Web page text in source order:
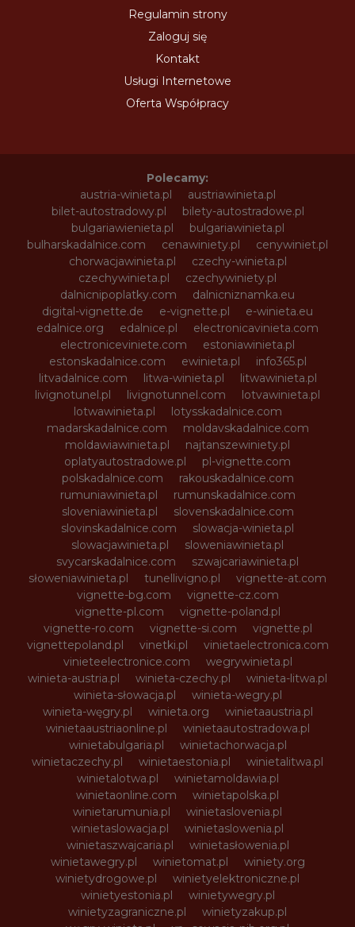
Regulamin strony
Zaloguj się
Kontakt
Usługi Internetowe
Oferta Współpracy
Polecamy:
austria-winieta.pl
austriawinieta.pl
bilet-autostradowy.pl
bilety-autostradowe.pl
bulgariawienieta.pl
bulgariawinieta.pl
bulharskadalnice.com
cenawiniety.pl
cenywiniet.pl
chorwacjawinieta.pl
czechy-winieta.pl
czechywinieta.pl
czechywiniety.pl
dalnicnipoplatky.com
dalnicniznamka.eu
digital-vignette.de
e-vignette.pl
e-winieta.eu
edalnice.org
edalnice.pl
electronicavinieta.com
electroniceviniete.com
estoniawinieta.pl
estonskadalnice.com
ewinieta.pl
info365.pl
litvadalnice.com
litwa-winieta.pl
litwawinieta.pl
livignotunel.pl
livignotunnel.com
lotvawinieta.pl
lotwawinieta.pl
lotysskadalnice.com
madarskadalnice.com
moldavskadalnice.com
moldawiawinieta.pl
najtanszewiniety.pl
oplatyautostradowe.pl
pl-vignette.com
polskadalnice.com
rakouskadalnice.com
rumuniawinieta.pl
rumunskadalnice.com
sloveniawinieta.pl
slovenskadalnice.com
slovinskadalnice.com
slowacja-winieta.pl
slowacjawinieta.pl
sloweniawinieta.pl
svycarskadalnice.com
szwajcariawinieta.pl
słoweniawinieta.pl
tunellivigno.pl
vignette-at.com
vignette-bg.com
vignette-cz.com
vignette-pl.com
vignette-poland.pl
vignette-ro.com
vignette-si.com
vignette.pl
vignettepoland.pl
vinetki.pl
vinietaelectronica.com
vinieteelectronice.com
wegrywinieta.pl
winieta-austria.pl
winieta-czechy.pl
winieta-litwa.pl
winieta-słowacja.pl
winieta-wegry.pl
winieta-węgry.pl
winieta.org
winietaaustria.pl
winietaaustriaonline.pl
winietaautostradowa.pl
winietabulgaria.pl
winietachorwacja.pl
winietaczechy.pl
winietaestonia.pl
winietalitwa.pl
winietalotwa.pl
winietamoldawia.pl
winietaonline.com
winietapolska.pl
winietarumunia.pl
winietaslovenia.pl
winietaslowacja.pl
winietaslowenia.pl
winietaszwajcaria.pl
winietasłowenia.pl
winietawegry.pl
winietomat.pl
winiety.org
winietydrogowe.pl
winietyelektroniczne.pl
winietyestonia.pl
winietywegry.pl
winietyzagraniczne.pl
winietyzakup.pl